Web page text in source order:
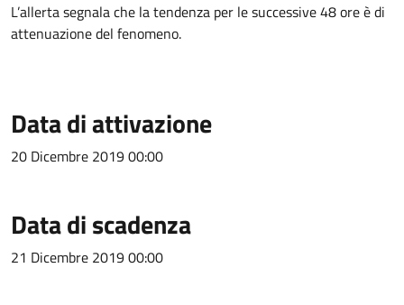
L’allerta segnala che la tendenza per le successive 48 ore è di
attenuazione del fenomeno.
Data di attivazione
20 Dicembre 2019 00:00
Data di scadenza
21 Dicembre 2019 00:00